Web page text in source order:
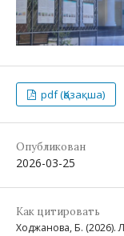
pdf (Қазақша)
Опубликован
2026-03-25
Как цитировать
Ходжанова, Б.